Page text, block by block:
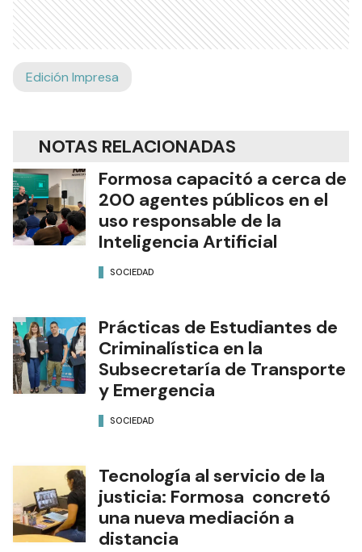
Edición Impresa
NOTAS RELACIONADAS
Formosa capacitó a cerca de
200 agentes públicos en el
uso responsable de la
Inteligencia Artificial
SOCIEDAD
Prácticas de Estudiantes de
Criminalística en la
Subsecretaría de Transporte
y Emergencia
SOCIEDAD
Tecnología al servicio de la
justicia: Formosa concretó
una nueva mediación a
distancia